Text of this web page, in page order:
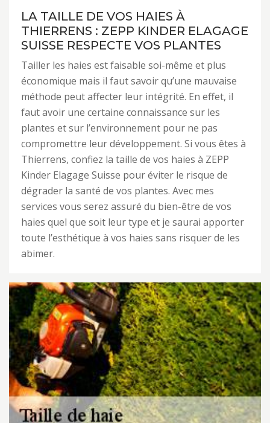
LA TAILLE DE VOS HAIES À
THIERRENS : ZEPP KINDER ELAGAGE
SUISSE RESPECTE VOS PLANTES
Tailler les haies est faisable soi-même et plus
économique mais il faut savoir qu’une mauvaise
méthode peut affecter leur intégrité. En effet, il
faut avoir une certaine connaissance sur les
plantes et sur l’environnement pour ne pas
compromettre leur développement. Si vous êtes à
Thierrens, confiez la taille de vos haies à ZEPP
Kinder Elagage Suisse pour éviter le risque de
dégrader la santé de vos plantes. Avec mes
services vous serez assuré du bien-être de vos
haies quel que soit leur type et je saurai apporter
toute l’esthétique à vos haies sans risquer de les
abimer.